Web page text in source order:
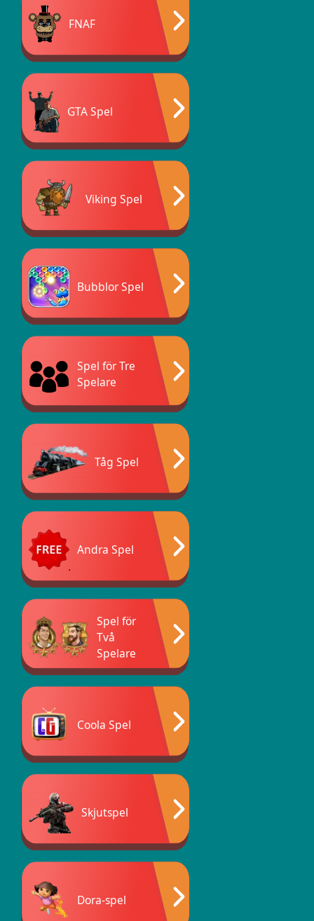
FNAF
GTA Spel
Viking Spel
Bubblor Spel
Spel för Tre
Spelare
Tåg Spel
Andra Spel
Spel för
Två
Spelare
Coola Spel
Skjutspel
Dora-spel